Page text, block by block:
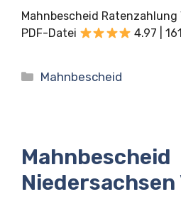
Mahnbescheid Ratenzahlung
PDF-Datei
4.97 |
Kategorien
Mahnbescheid
Mahnbescheid